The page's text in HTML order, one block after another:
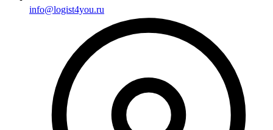
info@logist4you.ru